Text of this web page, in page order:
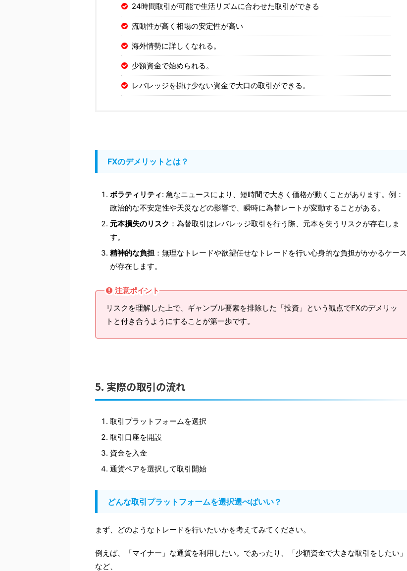
24時間取引が可能で生活リズムに合わせた取引ができる
流動性が高く相場の安定性が高い
海外情勢に詳しくなれる。
少額資金で始められる。
レバレッジを掛け少ない資金で大口の取引ができる。
FXのデメリットとは？
ボラティリティ: 急なニュースにより、短時間で大きく価格が動くことがあります。例：
政治的な不安定性や天災などの影響で、瞬時に為替レートが変動することがある。
元本損失のリスク ：為替取引はレバレッジ取引を行う際、元本を失うリスクが存在しま
す。
精神的な負担 ：無理なトレードや欲望任せなトレードを行い心身的な負担がかかるケース
が存在します。
注意ポイント
リスクを理解した上で、ギャンブル要素を排除した「投資」という観点でFXのデメリッ
トと付き合うようにすることが第一歩です。
5. 実際の取引の流れ
取引プラットフォームを選択
取引口座を開設
資金を入金
通貨ペアを選択して取引開始
どんな取引プラットフォームを選択選べばいい？
まず、どのようなトレードを行いたいかを考えてみてください。
例えば、「マイナー」な通貨を利用したい。であったり、「少額資金で大きな取引をしたい」
など、